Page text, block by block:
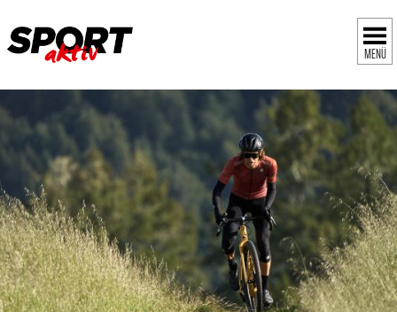
MENÜ